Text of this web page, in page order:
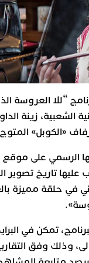
“للا العروسة
الشعبية، زينة
«الكوبل»
الرسمي على موقع
تاريخ تصوير
في حلقة مميزة
تمكن في
وذلك وفق